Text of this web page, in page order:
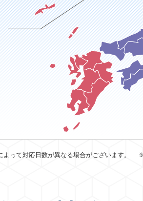
よって対応日数が異なる場合がございます。